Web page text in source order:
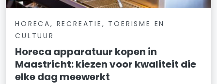
HORECA, RECREATIE, TOERISME EN
CULTUUR
Horeca apparatuur kopen in
Maastricht: kiezen voor kwaliteit die
elke dag meewerkt